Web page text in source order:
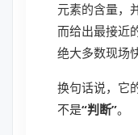
元素的含量，
而给出最接近
绝大多数现场
换句话说，它
不是“判断”。